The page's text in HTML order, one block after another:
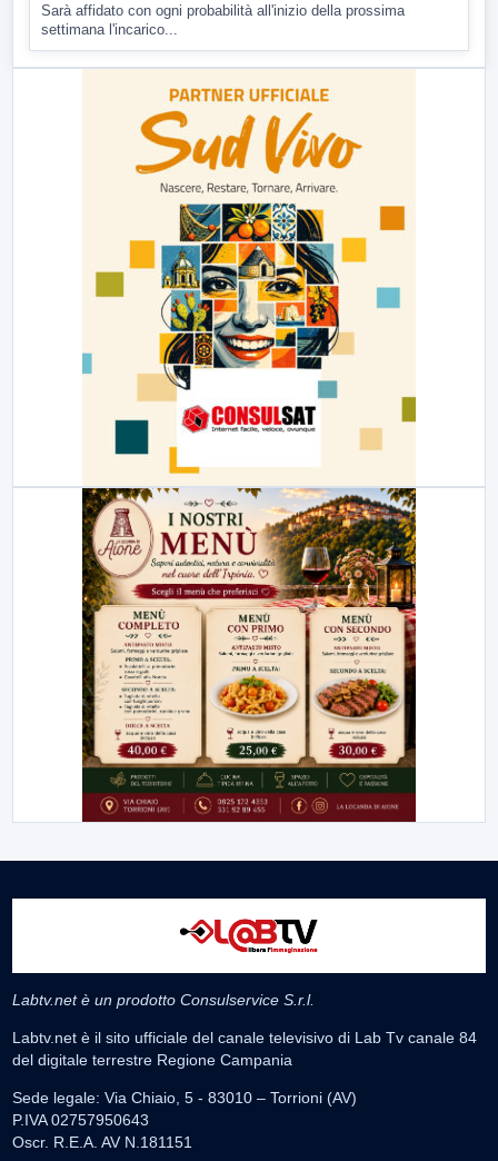
Sarà affidato con ogni probabilità all'inizio della prossima
settimana l'incarico...
Labtv.net è un prodotto Consulservice S.r.l.
Labtv.net è il sito ufficiale del canale televisivo di Lab Tv canale 84
del digitale terrestre Regione Campania
Sede legale: Via Chiaio, 5 - 83010 – Torrioni (AV)
P.IVA 02757950643
Oscr. R.E.A. AV N.181151